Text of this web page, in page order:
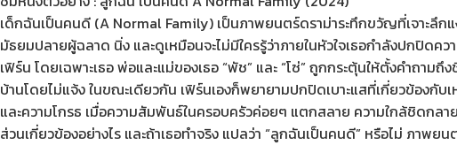
เด็กฉันเป็นคนดี (A Normal Family) เป็นภาพยนตร์ดราม่าระทึกขวัญที่เจาะลึก
มัธยมปลายผู้ฉลาด นิ่ง และดูเหมือนจะไม่มีใครรู้ว่าภายในหัวใจเธอกำลังปกปิดค
เฟิร์น โดยเฉพาะเธอ พ่อและแม่ของเธอ “พัช” และ “โซ่” ถูกกระตุ้นให้ตั้งคำถา
บ้านโดยไม่แจ้ง ในขณะเดียวกัน เฟิร์นเองก็พยายามปกปิดเบาะแสที่เกี่ยวข้องกับ
และความโกรธ เมื่อความสัมพันธ์ในครอบครัวค่อยๆ แตกสลาย ความใกล้ชิดกล
ส่วนเกี่ยวข้องอย่างไร และถ้าเธอทำจริง แปลว่า “ลูกฉันเป็นคนดี” หรือไม่ ภาพ